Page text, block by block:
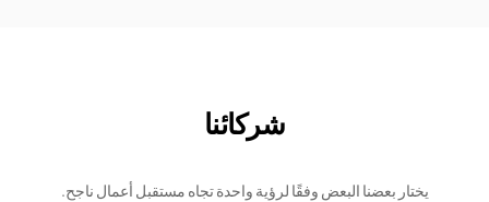
شركائنا
يختار بعضنا البعض وفقًا لرؤية واحدة تجاه مستقبل أعمال ناجح.